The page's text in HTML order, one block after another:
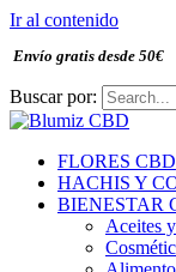
Ir al contenido
Envío gratis desde 50€
Buscar por:
FLORES CBD
HACHIS Y
BIENESTAR
Aceites